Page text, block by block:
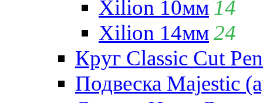
Xilion 10мм 14
Xilion 14мм24
Круг Classic Cut
Подвеска Majestic